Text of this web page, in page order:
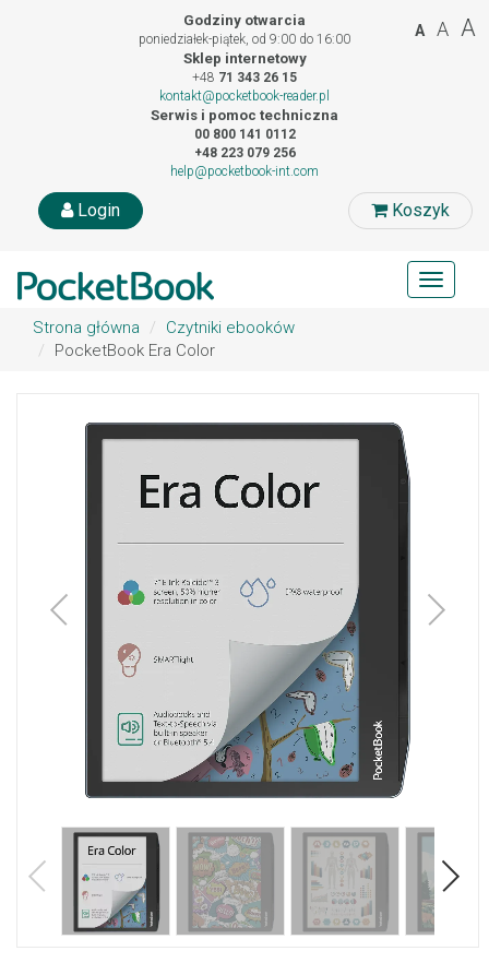
Godziny otwarcia
poniedziałek-piątek, od 9:00 do 16:00
Sklep internetowy
+48 71 343 26 15
kontakt@pocketbook-reader.pl
Serwis i pomoc techniczna
00 800 141 0112
+48 223 079 256
help@pocketbook-int.com
Koszyk
Login
A A A
Toggle
Strona główna
Czytniki ebooków
PocketBook Era Color